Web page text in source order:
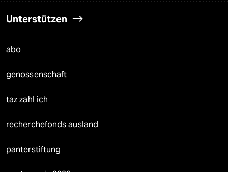
Unterstützen
abo
genossenschaft
taz zahl ich
recherchefonds ausland
panterstiftung